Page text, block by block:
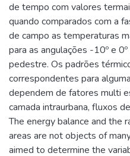
de tempo com valores
quando comparados com a
de campo as temperaturas
para as angulações -10º e
pedestre. Os padrões
correspondentes para
dependem de fatores multi
camada intraurbana, fluxos
The energy balance and the
areas are not objects of
aimed to determine the